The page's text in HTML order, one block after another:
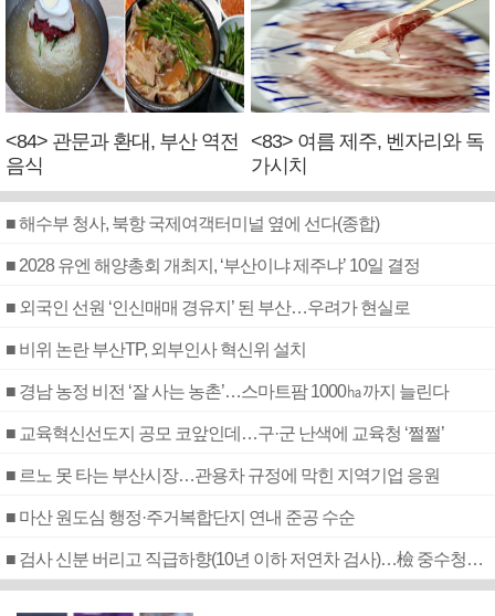
<84> 관문과 환대, 부산 역전
음식
<83> 여름 제주, 벤자리와 독
가시치
■ 해수부 청사, 북항 국제여객터미널 옆에 선다(종합)
■ 2028 유엔 해양총회 개최지, ‘부산이냐 제주냐’ 10일 결정
■ 외국인 선원 ‘인신매매 경유지’ 된 부산…우려가 현실로
■ 비위 논란 부산TP, 외부인사 혁신위 설치
■ 경남 농정 비전 ‘잘 사는 농촌’…스마트팜 1000㏊까지 늘린다
■ 교육혁신선도지 공모 코앞인데…구·군 난색에 교육청 ‘쩔쩔’
■ 르노 못 타는 부산시장…관용차 규정에 막힌 지역기업 응원
■ 마산 원도심 행정·주거복합단지 연내 준공 수순
■ 검사 신분 버리고 직급하향(10년 이하 저연차 검사)…檢 중수청행 기피